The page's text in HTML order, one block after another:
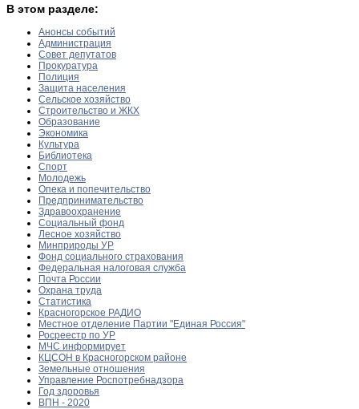
В этом разделе:
Анонсы событий
Администрация
Совет депутатов
Прокуратура
Полиция
Защита населения
Сельское хозяйство
Строительство и ЖКХ
Образование
Экономика
Культура
Библиотека
Спорт
Молодежь
Опека и попечительство
Предпринимательство
Здравоохранение
Социальный фонд
Лесное хозяйство
Минприроды УР
Фонд социального страхования
Федеральная налоговая служба
Почта России
Охрана труда
Статистика
Красногорское РАДИО
Местное отделение Партии "Единая Россия"
Росреестр по УР
МЧС информирует
КЦСОН в Красногорском районе
Земельные отношения
Управление Роспотребнадзора
Год здоровья
ВПН - 2020